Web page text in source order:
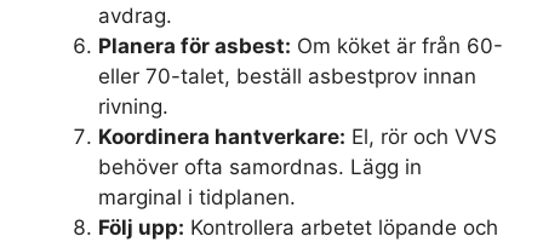
avdrag.
Planera för asbest: Om köket är från 60-
eller 70-talet, beställ asbestprov innan
rivning.
Koordinera hantverkare: El, rör och VVS
behöver ofta samordnas. Lägg in
marginal i tidplanen.
Följ upp: Kontrollera arbetet löpande och